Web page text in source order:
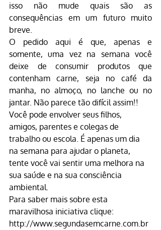
isso não mude quais são as
consequências em um futuro muito
breve.
O pedido aqui é que, apenas e
somente, uma vez na semana você
deixe de consumir produtos que
contenham carne, seja no café da
manha, no almoço, no lanche ou no
jantar. Não parece tão difícil assim!!
Você pode envolver seus filhos,
amigos, parentes e colegas de
trabalho ou escola. É apenas um dia
na semana para ajudar o planeta,
tente você vai sentir uma melhora na
sua saúde e na sua consciência
ambiental.
Para saber mais sobre esta
maravilhosa iniciativa clique:
http://www.segundasemcarne.com.br